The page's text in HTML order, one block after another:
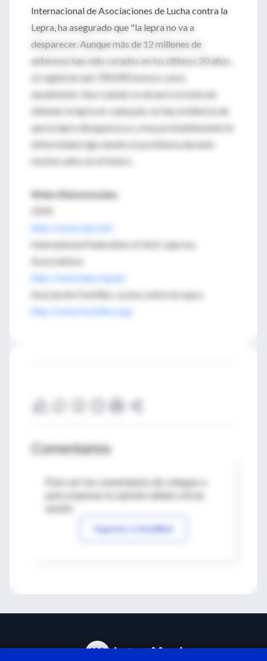
Internacional de Asociaciones de Lucha contra la
Lepra, ha asegurado que "la lepra no va a
desparecer. Aunque más de 12 millones de
enfermos han sido curados en los últimos 20 años,
se registran aún 700.000 nuevos casos
anualmente. Aun cuando se alcance la meta de
eliminar la lepra en cada país, no hay evidencia de
que la lepra desaparezca, y muy probablemente la
enfermedad siga siendo un problema durante
muchos años en el futuro.
Webs Relacionadas
OMS
http://www.who.int/
International Federation of Anti-Leprosy
Associations
http://www.ilep.org.uk/
Asociación Fontilles. Lucha contra la Lepra
http://www.fontilles.org/
Comentarios
Para ver los comentarios de colegas o
Ingresar a IntraMed